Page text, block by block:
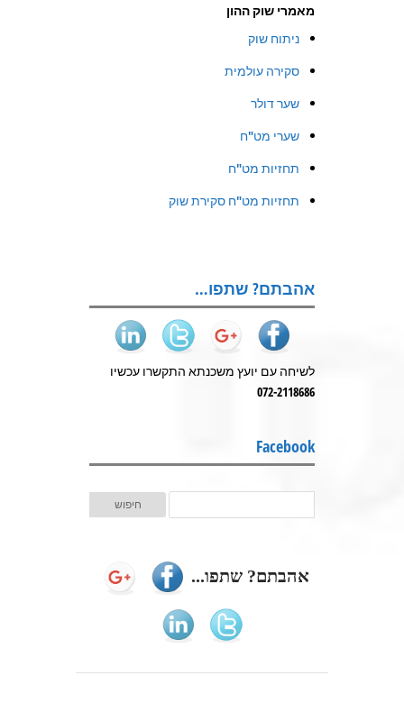
מאמרי שוק ההון
ניתוח שוק
סקירה עולמית
שער דולר
שערי מט"ח
תחזיות מט"ח
תחזיות מט"ח סקירת שוק
אהבתם? שתפו…
לשיחה עם יועץ משכנתא התקשרו עכשיו
072-2118686
Facebook
אהבתם? שתפו...